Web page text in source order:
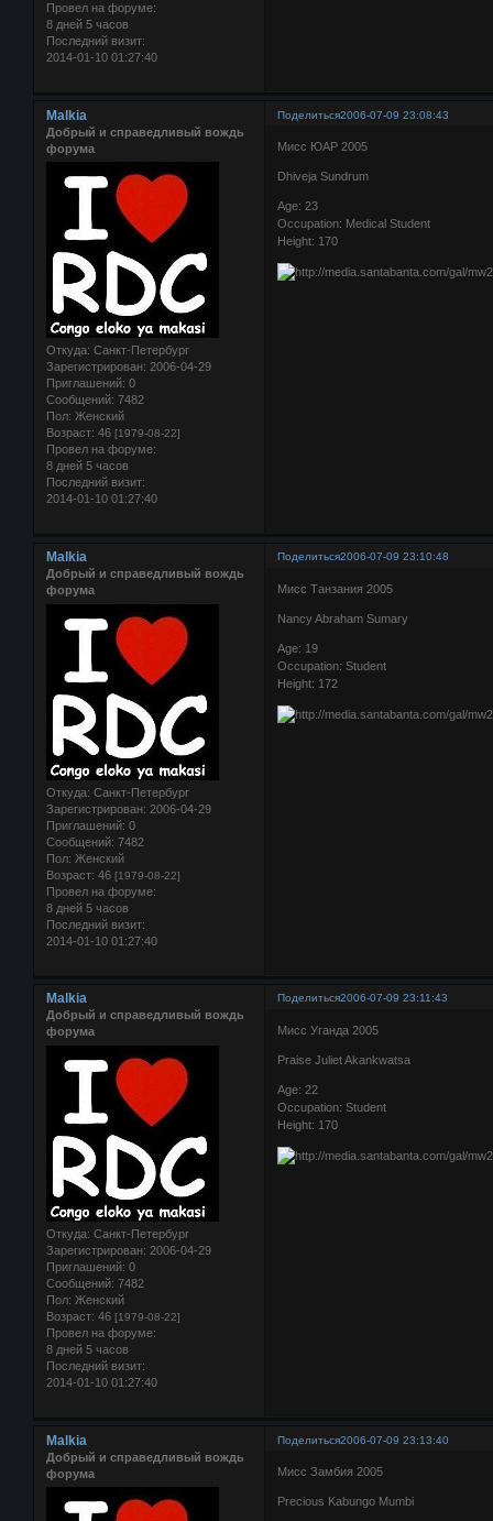
Провел на форуме:
8 дней 5 часов
Последний визит:
2014-01-10 01:27:40
Поделиться2006-07-09 23:08:43
Malkia
Добрый и справедливый вождь
форума
Откуда: Санкт-Петербург
Зарегистрирован: 2006-04-29
Приглашений: 0
Сообщений: 7482
Пол: Женский
Возраст: 46 [1979-08-22]
Провел на форуме:
8 дней 5 часов
Последний визит:
2014-01-10 01:27:40
Мисс ЮАР 2005
Dhiveja Sundrum
Age: 23
Occupation: Medical Student
Height: 170
Поделиться2006-07-09 23:10:48
Malkia
Добрый и справедливый вождь
форума
Откуда: Санкт-Петербург
Зарегистрирован: 2006-04-29
Приглашений: 0
Сообщений: 7482
Пол: Женский
Возраст: 46 [1979-08-22]
Провел на форуме:
8 дней 5 часов
Последний визит:
2014-01-10 01:27:40
Мисс Танзания 2005
Nancy Abraham Sumary
Age: 19
Occupation: Student
Height: 172
Поделиться2006-07-09 23:11:43
Malkia
Добрый и справедливый вождь
форума
Откуда: Санкт-Петербург
Зарегистрирован: 2006-04-29
Приглашений: 0
Сообщений: 7482
Пол: Женский
Возраст: 46 [1979-08-22]
Провел на форуме:
8 дней 5 часов
Последний визит:
2014-01-10 01:27:40
Мисс Уганда 2005
Praise Juliet Akankwatsa
Age: 22
Occupation: Student
Height: 170
Поделиться2006-07-09 23:13:40
Malkia
Добрый и справедливый вождь
форума
Мисс Замбия 2005
Precious Kabungo Mumbi